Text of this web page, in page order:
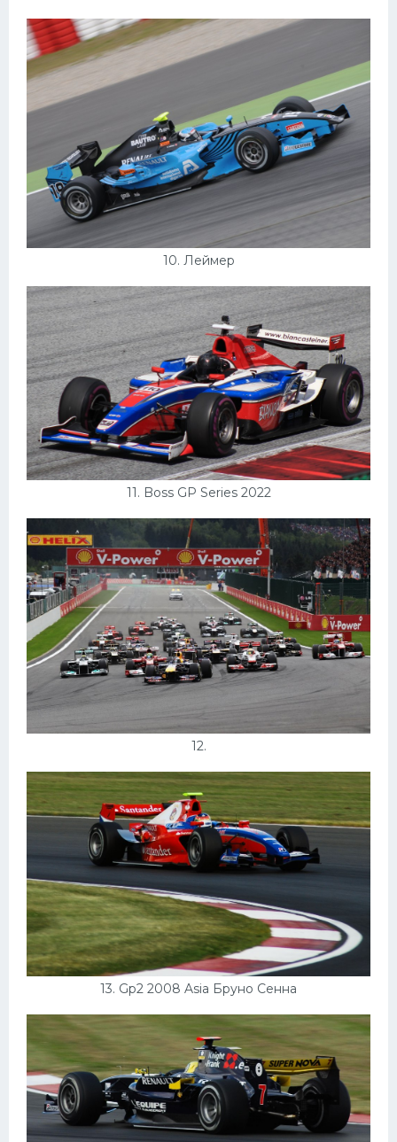
10. Леймер
11. Boss GP Series 2022
12.
13. Gp2 2008 Asia Бруно Сенна